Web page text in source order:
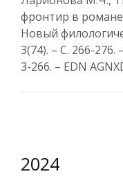
фронтир в
Новый
3(74). – С. 266-276.
3-266. – EDN
2024